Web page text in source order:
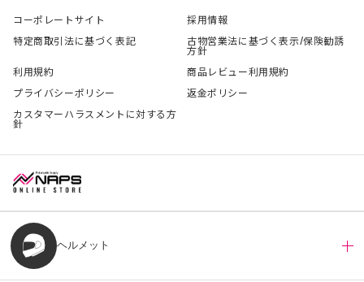
コーポレートサイト
採用情報
特定商取引法に基づく表記
古物営業法に基づく表示/保険勧誘
方針
利用規約
商品レビュー利用規約
プライバシーポリシー
返金ポリシー
カスタマーハラスメントに対する方
針
ヘルメット